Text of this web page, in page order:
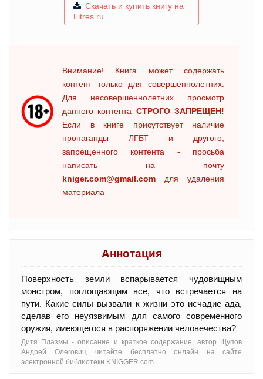
Скачать и купить книгу на
Litres.ru
Внимание! Книга может содержать
контент только для совершеннолетних.
Для несовершеннолетних просмотр
данного контента СТРОГО ЗАПРЕЩЕН!
Если в книге присутствует наличие
пропаганды ЛГБТ и другого,
запрещенного контента - просьба
написать на почту
kniger.com@gmail.com для удаления
материала
Аннотация
Поверхность земли вспарывается чудовищным
монстром, поглощающим все, что встречается на
пути. Какие силы вызвали к жизни это исчадие ада,
сделав его неуязвимым для самого современного
оружия, имеющегося в распоряжении человечества?
Дитя Плазмы - oписание и краткое содержание, автор Щупов
Андрей Олегович, читайте бесплатно онлайн на сайте
электронной библиотеки KNIGGER.com